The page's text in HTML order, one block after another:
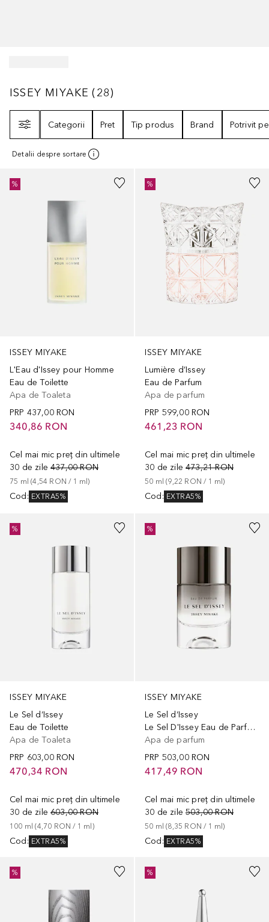
ISSEY MIYAKE28
ISSEY MIYAKE (28)
Categorii
Pret Tip produs Brand Potrivit
Detalii despre sortare
ISSEY MIYAKE
L'Eau d'Issey pour Homme
Eau de Toilette
Apa de Toaleta
PRP 437,00 RON
340,86 RON
Cel mai mic preț din ultimele
30 de zile 437,00 RON
75 ml (4,54 RON / 1 ml)
Cod: EXTRA5%
%
ISSEY MIYAKE
Lumière d’Issey
Eau de Parfum
Apa de parfum
PRP 599,00 RON
461,23 RON
Cel mai mic preț din ultimele
30 de zile 473,21 RON
50 ml (9,22 RON / 1 ml)
Cod: EXTRA5%
%
ISSEY MIYAKE
Le Sel d‘Issey
Eau de Toilette
Apa de Toaleta
PRP 603,00 RON
470,34 RON
Cel mai mic preț din ultimele
30 de zile 603,00 RON
100 ml (4,70 RON / 1 ml )
Cod: EXTRA5%
%
ISSEY MIYAKE
Le Sel d‘Issey
Le Sel D'Issey Eau de Parfum Refillable
Apa de parfum
PRP 503,00 RON
417,49 RON
Cel mai mic preț din ultimele
30 de zile 503,00 RON
50 ml (8,35 RON / 1 ml)
Cod: EXTRA5%
%
% %